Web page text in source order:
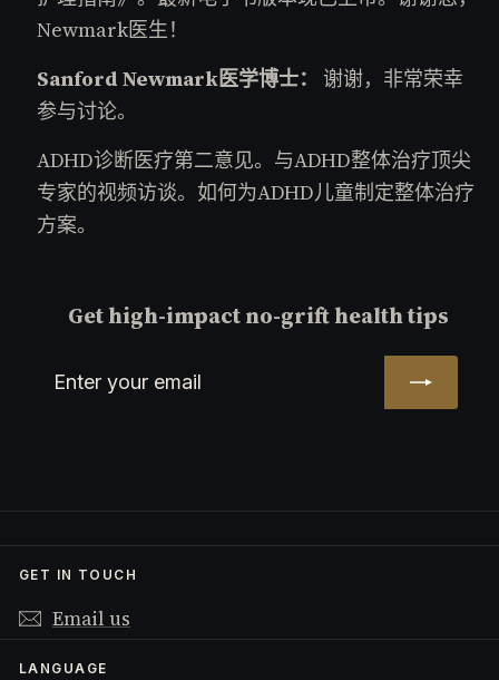
Newmark医生！
Sanford Newmark医学博士： 谢谢，非常荣幸
参与讨论。
ADHD诊断医疗第二意见。与ADHD整体治疗顶尖
专家的视频访谈。如何为ADHD儿童制定整体治疗
方案。
Get high-impact no-grift health tips
Enter
Subscribe
GET IN TOUCH
Email us
LANGUAGE